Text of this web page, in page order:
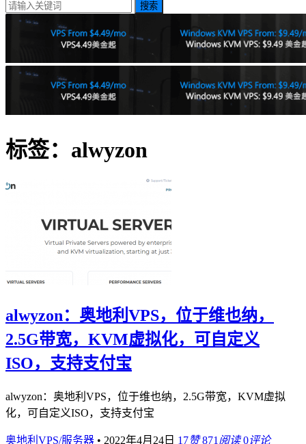
搜索
标签：alwyzon
alwyzon：奥地利VPS，位于维也纳，
2.5G带宽，KVM虚拟化，可自定义
ISO，支持支付宝
alwyzon：奥地利VPS，位于维也纳，2.5G带宽，KVM虚拟
化，可自定义ISO，支持支付宝
奥地利VPS/服务器 • 2022年4月24日 17赞 871 阅读 0评论